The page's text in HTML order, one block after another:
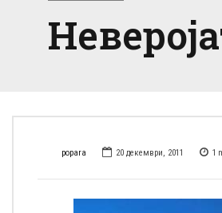
popara 20 декември, 2011 1